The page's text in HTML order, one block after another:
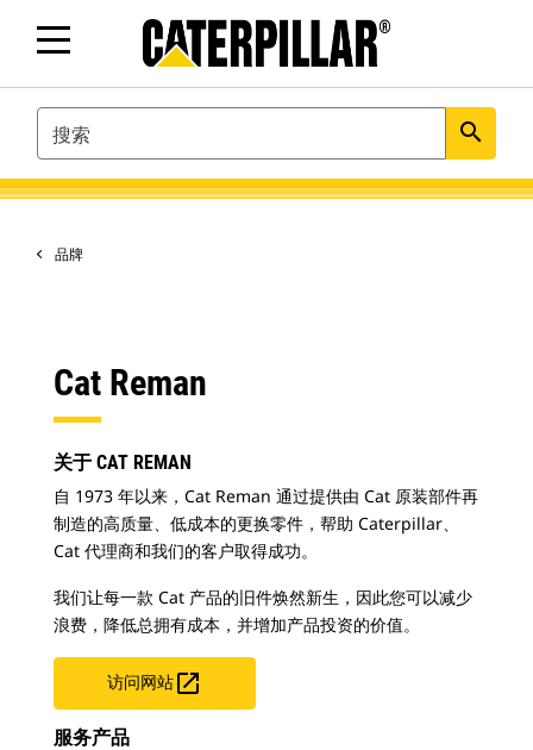
SEARCH search
品牌
Cat Reman
关于 CAT REMAN
自 1973 年以来，Cat Reman 通过提供由 Cat 原装部件再
制造的高质量、低成本的更换零件，帮助 Caterpillar、
Cat 代理商和我们的客户取得成功。
我们让每一款 Cat 产品的旧件焕然新生，因此您可以减少
浪费，降低总拥有成本，并增加产品投资的价值。
访问网站
服务产品